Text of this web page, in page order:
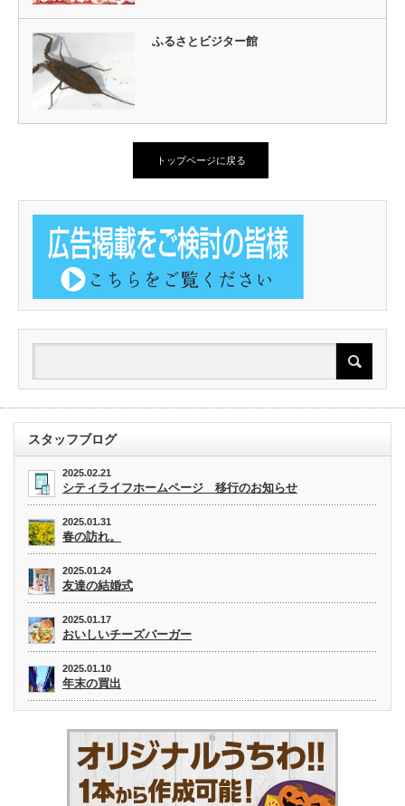
ふるさとビジター館
トップページに戻る
スタッフブログ
2025.02.21
シティライフホームページ 移行のお知らせ
2025.01.31
春の訪れ。
2025.01.24
友達の結婚式
2025.01.17
おいしいチーズバーガー
2025.01.10
年末の買出